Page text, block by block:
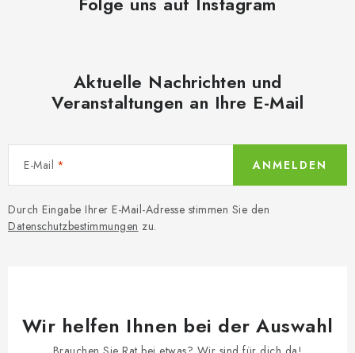
Aktuelle Nachrichten und
Veranstaltungen an Ihre E-Mail
E-Mail
Durch Eingabe Ihrer E-Mail-Adresse stimmen Sie den
Datenschutzbestimmungen zu.
ANMELDEN
Wir helfen Ihnen bei der Auswahl